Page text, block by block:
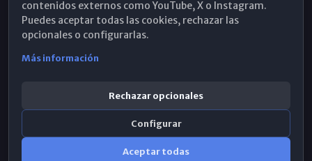
WhatsApp
contenidos externos como YouTube, X o Instagram.
Puedes aceptar todas las cookies, rechazar las
opcionales o configurarlas.
Más información
Rechazar opcionales
Configurar
Aceptar todas